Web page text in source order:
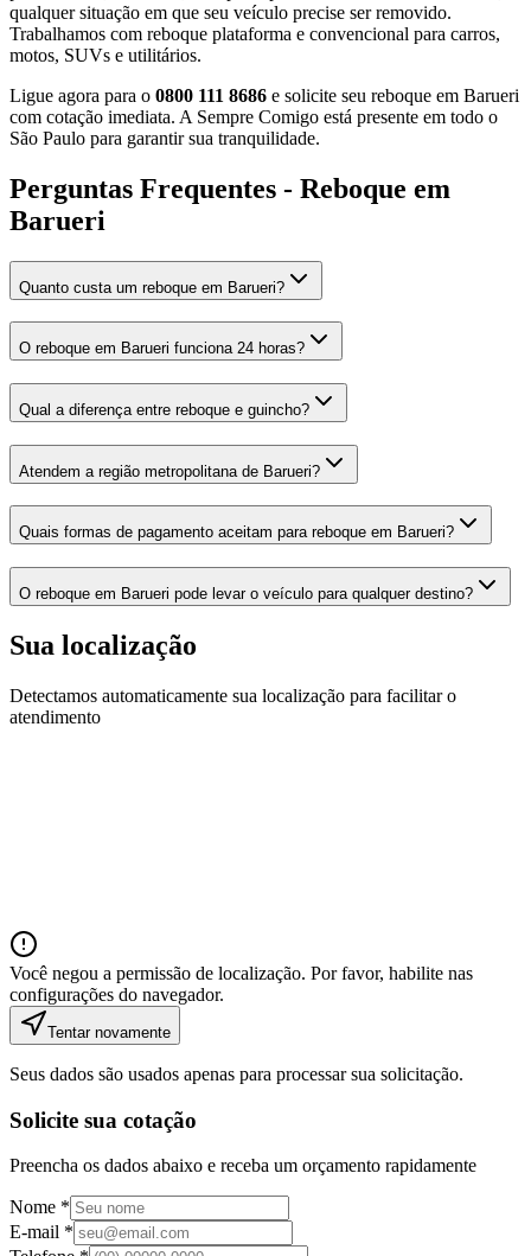
qualquer situação em que seu veículo precise ser removido.
Trabalhamos com reboque plataforma e convencional para carros,
motos, SUVs e utilitários.
Ligue agora para o 0800 111 8686 e solicite seu reboque em Barueri
com cotação imediata. A Sempre Comigo está presente em todo o
São Paulo para garantir sua tranquilidade.
Perguntas Frequentes - Reboque em
Barueri
Quanto custa um reboque em Barueri?
O reboque em Barueri funciona 24 horas?
Qual a diferença entre reboque e guincho?
Atendem a região metropolitana de Barueri?
Quais formas de pagamento aceitam para reboque em Barueri?
O reboque em Barueri pode levar o veículo para qualquer destino?
Sua localização
Detectamos automaticamente sua localização para facilitar o
atendimento
Você negou a permissão de localização. Por favor, habilite nas
configurações do navegador.
Tentar novamente
Seus dados são usados apenas para processar sua solicitação.
Solicite sua cotação
Preencha os dados abaixo e receba um orçamento rapidamente
Nome *
E-mail *